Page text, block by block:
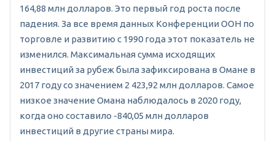
164,88 млн долларов. Это первый год роста после
падения. За все время данных Конференции ООН по
торговле и развитию с 1990 года этот показатель не
изменился. Максимальная сумма исходящих
инвестиций за рубеж была зафиксирована в Омане в
2017 году со значением 2 423,92 млн долларов. Самое
низкое значение Омана наблюдалось в 2020 году,
когда оно составило -840,05 млн долларов
инвестиций в другие страны мира.